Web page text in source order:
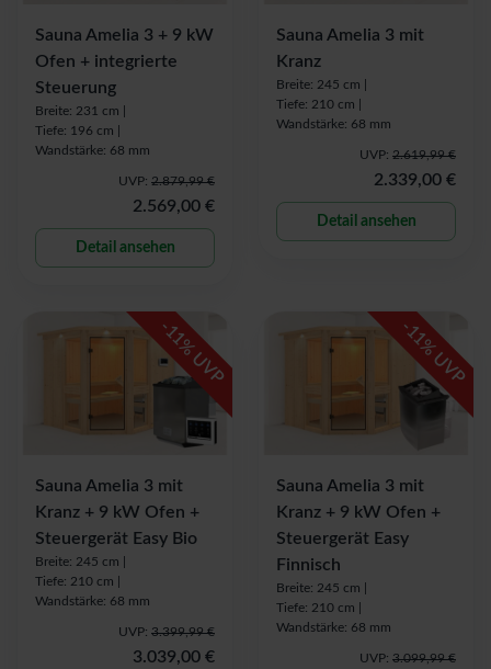
Sauna Amelia 3 + 9 kW
Ofen + integrierte
Steuerung
Breite: 231 cm |
Tiefe: 196 cm |
Wandstärke: 68 mm
UVP: 2.879,99 €
2.569,00 €
Detail ansehen
Sauna Amelia 3 mit
Kranz
Breite: 245 cm |
Tiefe: 210 cm |
Wandstärke: 68 mm
UVP: 2.619,99 €
2.339,00 €
Detail ansehen
-
11
% UVP
Sauna Amelia 3 mit
Kranz + 9 kW Ofen +
Steuergerät Easy Bio
Breite: 245 cm |
Tiefe: 210 cm |
Wandstärke: 68 mm
UVP: 3.399,99 €
3.039,00 €
-
11
% UVP
Sauna Amelia 3 mit
Kranz + 9 kW Ofen +
Steuergerät Easy
Finnisch
Breite: 245 cm |
Tiefe: 210 cm |
Wandstärke: 68 mm
UVP: 3.099,99 €